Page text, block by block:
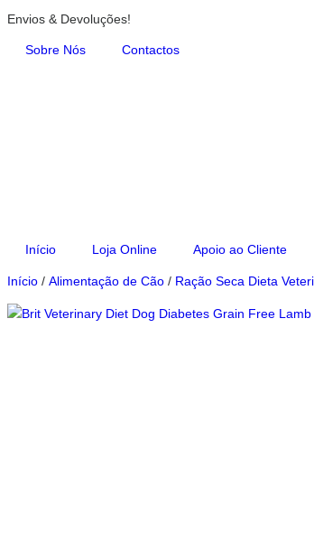
Envios & Devoluções!
Sobre Nós Contactos
Início Loja Online Apoio ao Cliente
Início / Alimentação de Cão / Ração Seca Dieta